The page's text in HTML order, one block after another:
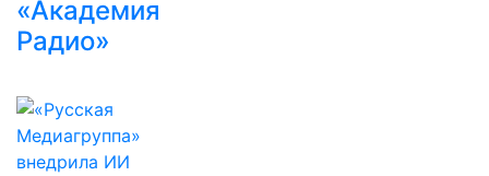
«Академия
Радио»